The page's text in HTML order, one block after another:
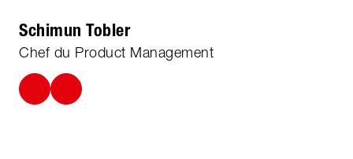
Schimun Tobler
Chef du Product Management